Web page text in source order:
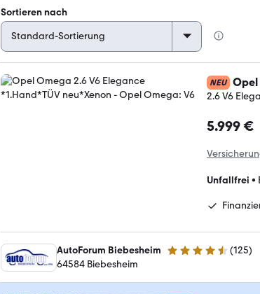
Sortieren nach
NEU Opel
2.6 V6
5.999 €
Unfallfrei •
AutoForum Biebesheim 4.4 Sterne (125)
64584 Biebesheim